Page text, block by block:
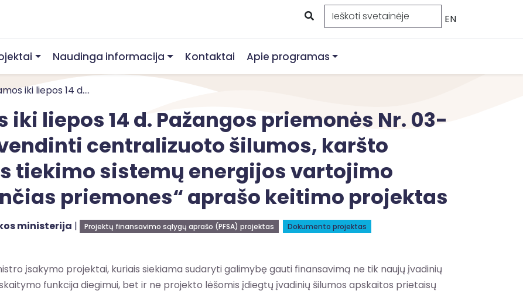
EN
Naudinga informacija Kontaktai Apie programas
iki liepos 14 d....
liepos 14 d. Pažangos priemonės Nr. 03-
centralizuoto šilumos, karšto
tiekimo sistemų energijos vartojimo
priemones“ aprašo keitimo projektas
ministerija | Projektų finansavimo sąlygų aprašo (PFSA) projektas Dokumento projektas
įsakymo projektai, kuriais siekiama sudaryti galimybę gauti finansavimą ne tik naujų įvadinių
funkcija diegimui, bet ir ne projekto lėšomis įdiegtų įvadinių šilumos apskaitos prietaisų